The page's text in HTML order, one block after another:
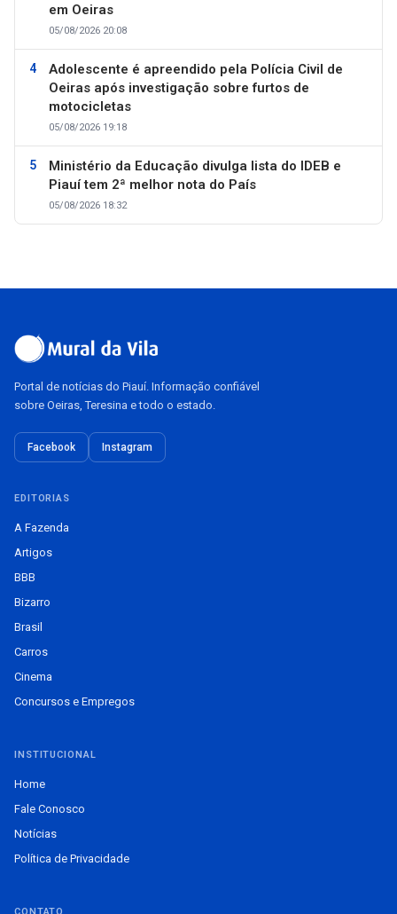
em Oeiras
05/08/2026 20:08
Adolescente é apreendido pela Polícia Civil de
Oeiras após investigação sobre furtos de
motocicletas
05/08/2026 19:18
Ministério da Educação divulga lista do IDEB e
Piauí tem 2ª melhor nota do País
05/08/2026 18:32
Portal de notícias do Piauí. Informação confiável
sobre Oeiras, Teresina e todo o estado.
Facebook Instagram
EDITORIAS
A Fazenda
Artigos
BBB
Bizarro
Brasil
Carros
Cinema
Concursos e Empregos
INSTITUCIONAL
Home
Fale Conosco
Notícias
Política de Privacidade